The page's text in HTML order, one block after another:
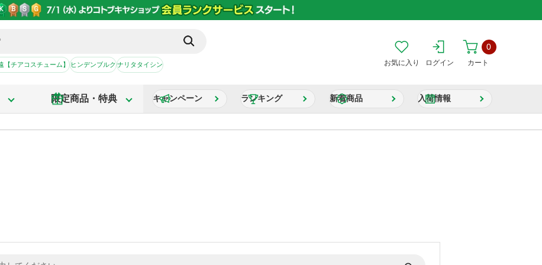
【チアコスチューム】ヒンデンブルクナリタタイシン お気に入り ログイン カート
0
限定商品・特典 キャンペーン ランキング 新着商品 入荷情報